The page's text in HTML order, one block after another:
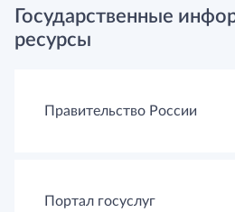
Государственные
ресурсы
Правительство России
Портал госуслуг